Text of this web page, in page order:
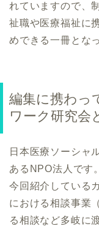
れていますので、
祉職や医療福祉に
めできる一冊とな
編集に携わっ
ワーク研究会
日本医療ソーシャ
あるNPO法人です。
今回紹介している
における相談事業
る相談など多岐に